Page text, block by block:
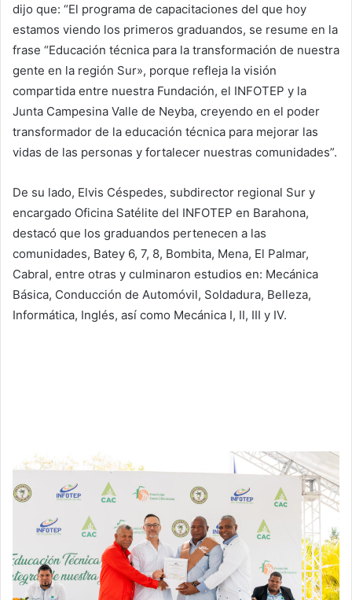
dijo que: “El programa de capacitaciones del que hoy
estamos viendo los primeros graduandos, se resume en la
frase “Educación técnica para la transformación de nuestra
gente en la región Sur», porque refleja la visión
compartida entre nuestra Fundación, el INFOTEP y la
Junta Campesina Valle de Neyba, creyendo en el poder
transformador de la educación técnica para mejorar las
vidas de las personas y fortalecer nuestras comunidades”.
De su lado, Elvis Céspedes, subdirector regional Sur y
encargado Oficina Satélite del INFOTEP en Barahona,
destacó que los graduandos pertenecen a las
comunidades, Batey 6, 7, 8, Bombita, Mena, El Palmar,
Cabral, entre otras y culminaron estudios en: Mecánica
Básica, Conducción de Automóvil, Soldadura, Belleza,
Informática, Inglés, así como Mecánica I, II, III y IV.